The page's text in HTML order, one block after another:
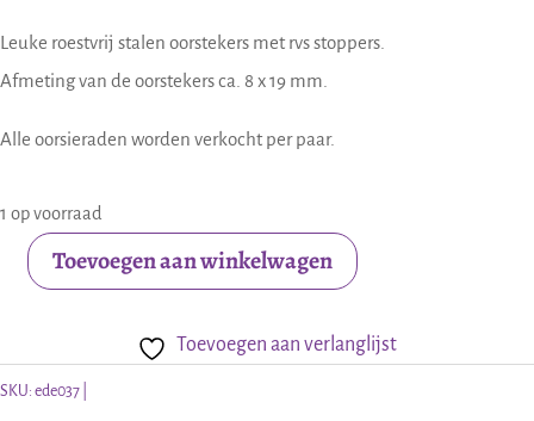
Leuke roestvrij stalen oorstekers met rvs stoppers.
Afmeting van de oorstekers ca. 8 x 19 mm.
Alle oorsieraden worden verkocht per paar.
1 op voorraad
RVS
aantal
Toevoegen aan winkelwagen
Toevoegen aan verlanglijst
SKU: ede037